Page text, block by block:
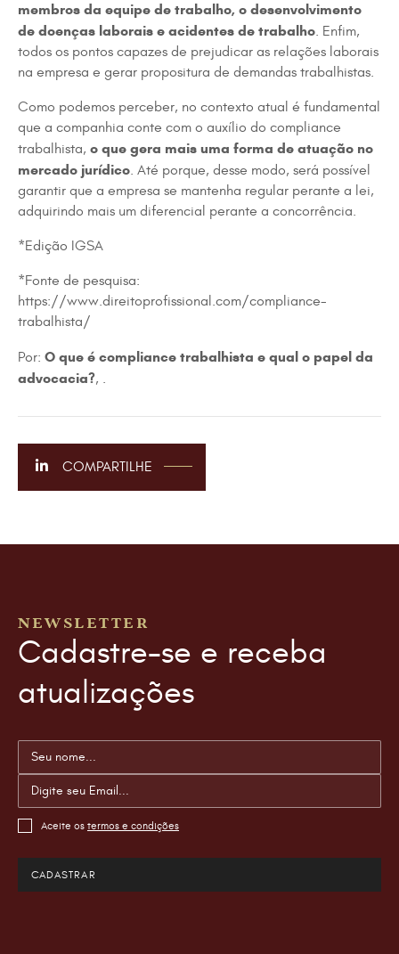
membros da equipe de trabalho, o desenvolvimento
de doenças laborais e acidentes de trabalho. Enfim,
todos os pontos capazes de prejudicar as relações laborais
na empresa e gerar propositura de demandas trabalhistas.
Como podemos perceber, no contexto atual é fundamental
que a companhia conte com o auxílio do compliance
trabalhista, o que gera mais uma forma de atuação no
mercado jurídico. Até porque, desse modo, será possível
garantir que a empresa se mantenha regular perante a lei,
adquirindo mais um diferencial perante a concorrência.
*Edição IGSA
*Fonte de pesquisa:
https://www.direitoprofissional.com/compliance-
trabalhista/
Por: O que é compliance trabalhista e qual o papel da
advocacia?, .
COMPARTILHE
NEWSLETTER
Cadastre-se e receba
atualizações
Aceite os termos e condições